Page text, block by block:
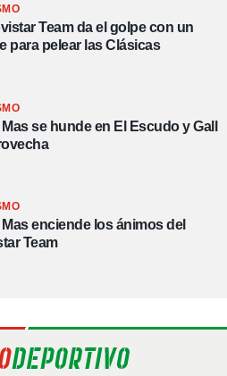
Team da el golpe con un
para pelear las Clásicas
se hunde en El Escudo y Gall
Mas enciende los ánimos del
Team